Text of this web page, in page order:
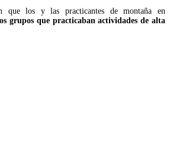
que los y las practicantes de montaña en
grupos que practicaban actividades de alta